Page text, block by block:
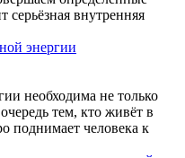
серьёзная внутренняя
энергии
необходима не только
тем, кто живёт в
поднимает человека к